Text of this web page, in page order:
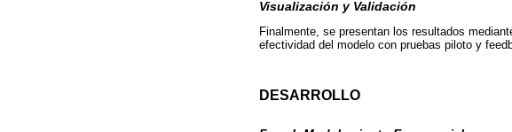
Visualización y Validación
Finalmente, se presentan los resultados
efectividad del modelo con pruebas piloto y
DESARROLLO